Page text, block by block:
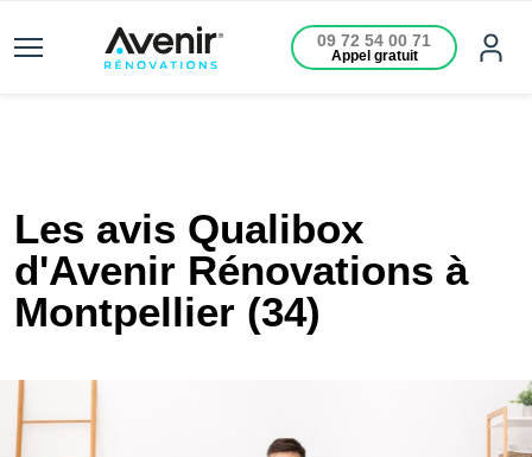
09 72 54 00 71
Appel gratuit
Les avis Qualibox
d'Avenir Rénovations à
Montpellier (34)